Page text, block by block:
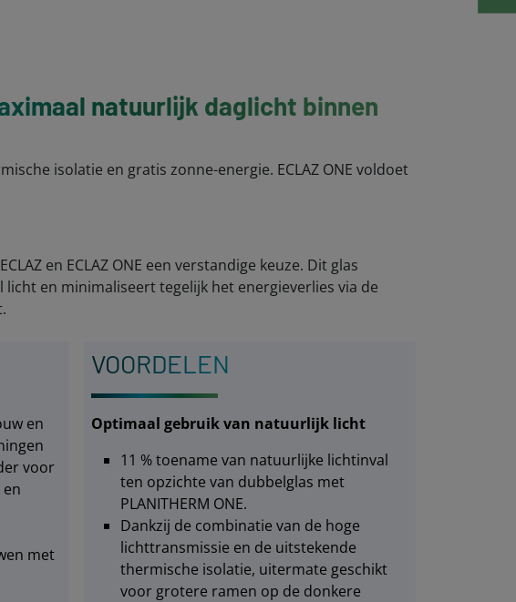
natuurlijk daglicht binnen
isolatie en gratis zonne-energie. ECLAZ ONE voldoet
en ECLAZ ONE een verstandige keuze. Dit glas
en minimaliseert tegelijk het energieverlies via de
en
voor
met
VOORDELEN
Optimaal gebruik van natuurlijk licht
11 % toename van natuurlijke lichtinval
ten opzichte van dubbelglas met
PLANITHERM ONE.
Dankzij de combinatie van de hoge
lichttransmissie en de uitstekende
thermische isolatie, uitermate geschikt
voor grotere ramen op de donkere